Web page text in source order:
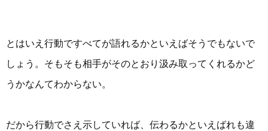
とはいえ行動ですべてが語れるかといえばそうでもないで
しょう。そもそも相手がそのとおり汲み取ってくれるかど
うかなんてわからない。
だから行動でさえ示していれば、伝わるかといえばれも違